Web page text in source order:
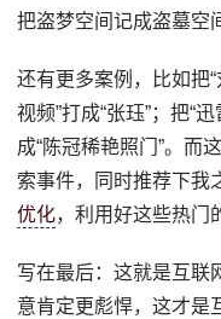
把盗梦空间记成盗墓空
还有更多案例，比如把“
视频”打成“张珏”；把“
成“陈冠稀艳照门”。而
索事件，同时推荐下我
优化，利用好这些热门
写在最后：这就是互联
意肯定更彪悍，这才是